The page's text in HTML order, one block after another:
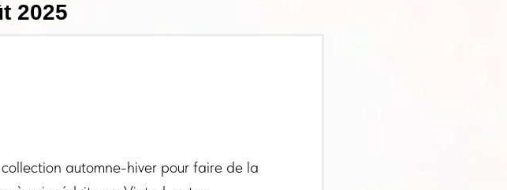
2025
automne-hiver pour faire de la